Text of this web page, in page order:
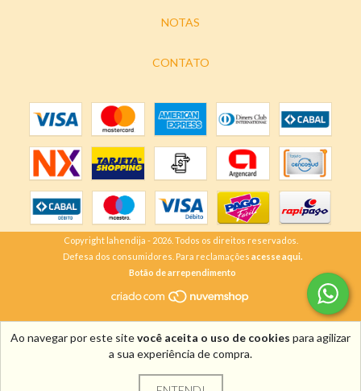
Ao navegar por este sitevocê aceita o uso de cookies para agilizar
a sua experiência de compra.
NOTAS
CONTATO
Copyright lahendija - 2026. Todos os direitos reservados.
Defesa dos consumidores. Para reclamações acesse aqui.
Botão de arrependimento